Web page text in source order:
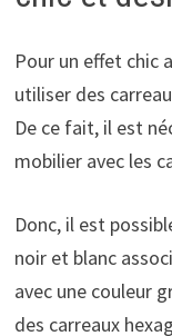
Pour un effet chic
utiliser des
De ce fait, il est
mobilier avec les
Donc, il est
noir et blanc
avec une couleur
des carreaux